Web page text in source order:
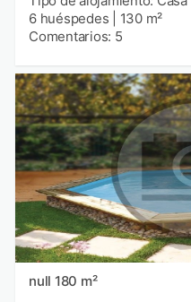
6 huéspedes
130 m²
Comentarios: 5
null 180 m²